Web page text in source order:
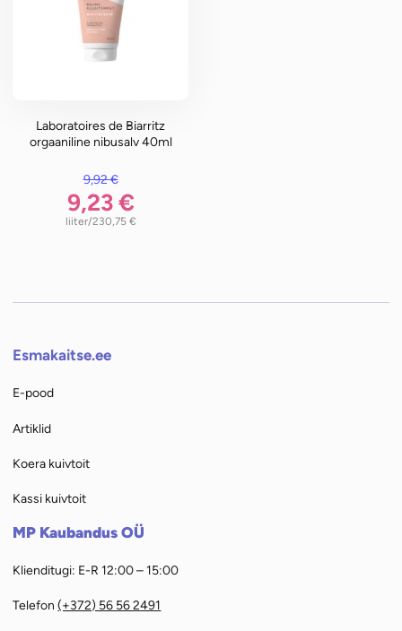
Laboratoires de Biarritz
orgaaniline nibusalv 40ml
9,92€
9,92 €.
9,23€
9,23 €.230,75 €
/liiter
Esmakaitse.ee
E-pood
Artiklid
Koera kuivtoit
Kassi kuivtoit
MP Kaubandus OÜ
Klienditugi: E-R 12:00 – 15:00
Telefon(+372) 56 56 2491